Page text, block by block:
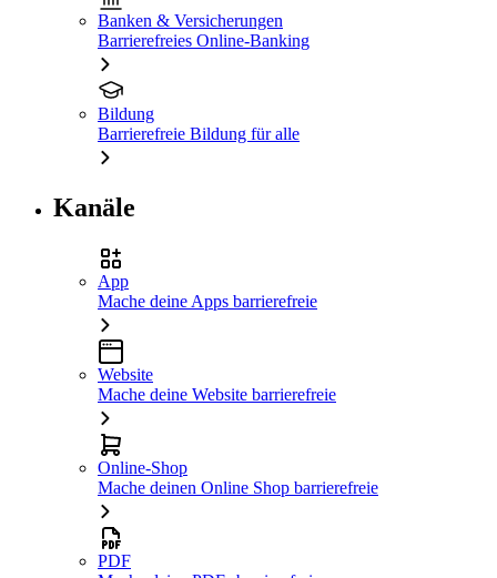
Banken & Versicherungen
Barrierefreies Online-Banking
Bildung
Barrierefreie Bildung für alle
Kanäle
App
Mache deine Apps barrierefreie
Website
Mache deine Website barrierefreie
Online-Shop
Mache deinen Online Shop barrierefreie
PDF